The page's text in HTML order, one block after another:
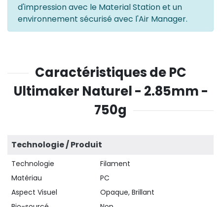
d'impression avec le Material Station et un
environnement sécurisé avec l'Air Manager.
Caractéristiques de PC
Ultimaker Naturel - 2.85mm -
750g
Technologie / Produit
Technologie
Filament
Matériau
PC
Aspect Visuel
Opaque, Brillant